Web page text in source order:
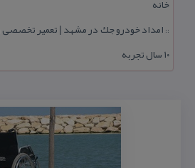
خانه
::
۱۰ سال تجربه